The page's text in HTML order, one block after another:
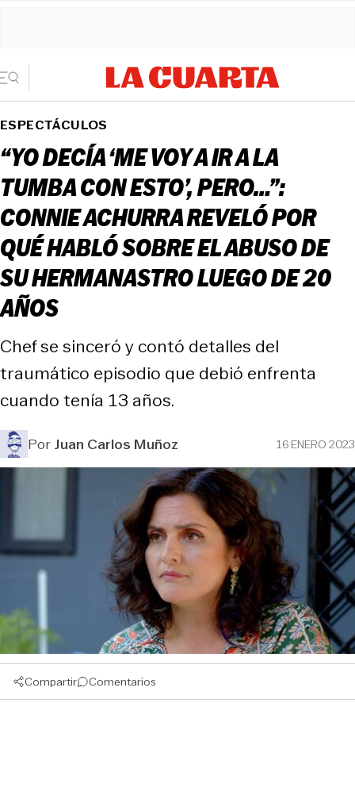
ESPECTÁCULOS
“YO DECÍA ‘ME VOY A IR A LA
TUMBA CON ESTO’, PERO…”:
CONNIE ACHURRA REVELÓ POR
QUÉ HABLÓ SOBRE EL ABUSO DE
SU HERMANASTRO LUEGO DE 20
AÑOS
Chef se sinceró y contó detalles del
traumático episodio que debió enfrenta
cuando tenía 13 años.
PorJuan Carlos Muñoz 16 ENERO 2023
Compartir Comentarios